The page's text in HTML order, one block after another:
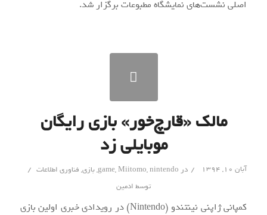
اصلی نشست‌های نمایشگاه مطبوعات برگزار شد.
مالک «قارچ‌خور» بازی رایگان
موبایلی زد
آبان ۱۰, ۱۳۹۴ / در game,Miitomo,nintendo
,بازی, فناوری اطلاعات /
توسط ادمین
کمپانی ژاپنی نینتندو (Nintendo) در رویدادی خبری اولین بازی